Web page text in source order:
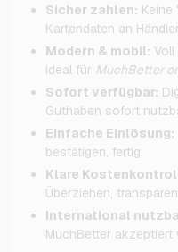
Sicher zahlen: Keine
Kartendaten an
Modern & mobil:
ideal für MuchBetter
Sofort verfügbar:
Guthaben sofort
Einfache Einlösung:
bestätigen, fertig.
Klare
Überziehen,
International
MuchBetter akzeptiert